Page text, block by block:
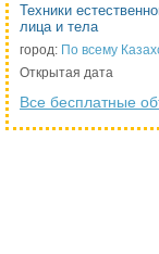
Техники
лица и тела
город: По всему
Открытая дата
Все бесплатные